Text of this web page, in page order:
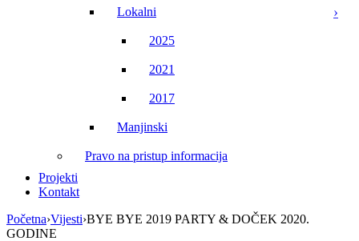
Lokalni
2025
2021
2017
Manjinski
Pravo na pristup informacija
Projekti
Kontakt
Početna›Vijesti›BYE BYE 2019 PARTY & DOČEK 2020.
GODINE